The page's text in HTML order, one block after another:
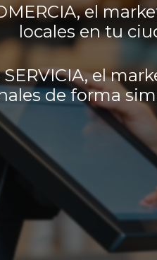
el
locales en tu
el
de forma